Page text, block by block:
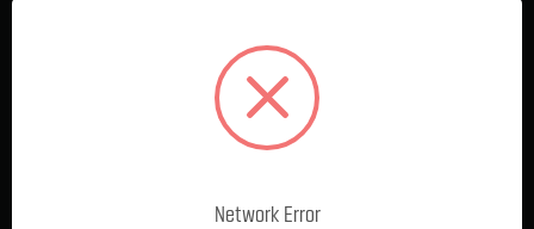
Lager Lauenstein (Warenabholungen):
Montag - Donnerstag: 7.30 - 15 Uhr
Network Error